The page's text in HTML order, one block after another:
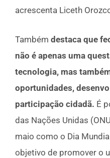
acrescenta Liceth
Também destaca que
não é apenas uma
tecnologia, mas
oportunidades,
participação cidadã. É
das Nações Unidas
maio como o Dia
objetivo de promover o